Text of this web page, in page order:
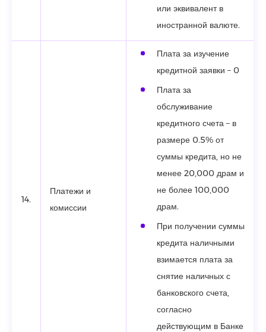
или эквивалент в
иностранной валюте.
14.
Платежи и
комиссии
Плата за изучение
кредитной заявки – 0
Плата за
обслуживание
кредитного счета – в
размере 0.5% от
суммы кредита, но не
менее 20,000 драм и
не более 100,000
драм.
При получении суммы
кредита наличными
взимается плата за
снятие наличных с
банковского счета,
согласно
действующим в Банке